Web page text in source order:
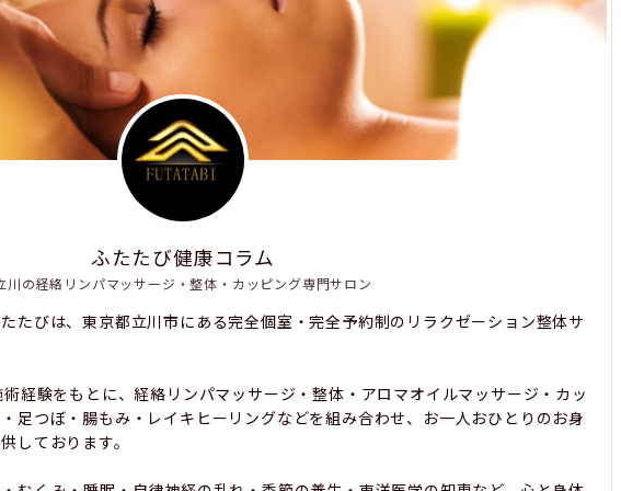
ふたたび健康コラム
川の経絡リンパマッサージ・整体・カッピング専門サロン
たびは、東京都立川市にある完全個室・完全予約制のリラクゼーション整体サ
経験をもとに、経絡リンパマッサージ・整体・アロマオイルマッサージ・カッ
足つぼ・腸もみ・レイキヒーリングなどを組み合わせ、お一人おひとりのお身
しております。